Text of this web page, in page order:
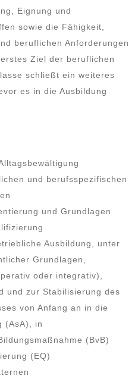
Eignung und
sowie die Fähigkeit,
beruflichen Anforderungen
Ziel der beruflichen
schließt ein weiteres
es in die Ausbildung
und berufsspezifischen
und Grundlagen
Ausbildung, unter
Grundlagen,
oder integrativ),
und zur Stabilisierung des
von Anfang an in die
(AsA), in
(BvB)
(EQ)